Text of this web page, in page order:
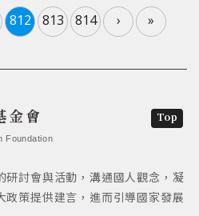
812 813 814 › »
金會
Foundation
研討會與活動，溝通國人觀念，凝
策提供建言，進而引導國家發展
Top